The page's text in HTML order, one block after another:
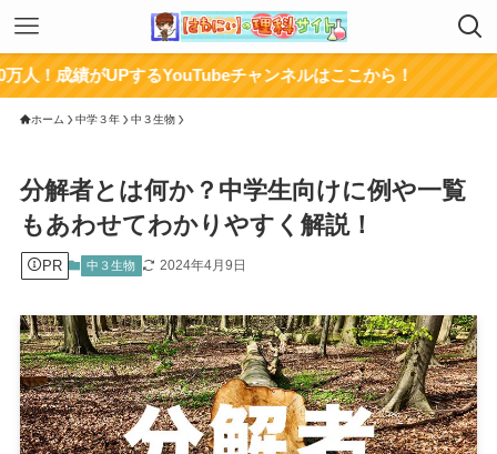
UPするYouTubeチャンネルはここから！
ホーム 中学３年 中３生物
分解者とは何か？中学生向けに例や一覧
もあわせてわかりやすく解説！
PR 中３生物 2024年4月9日